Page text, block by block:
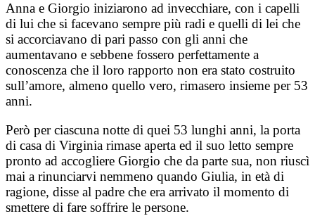
Anna e Giorgio iniziarono ad invecchiare, con i capelli
di lui che si facevano sempre più radi e quelli di lei che
si accorciavano di pari passo con gli anni che
aumentavano e sebbene fossero perfettamente a
conoscenza che il loro rapporto non era stato costruito
sull’amore, almeno quello vero, rimasero insieme per 53
anni.
Però per ciascuna notte di quei 53 lunghi anni, la porta
di casa di Virginia rimase aperta ed il suo letto sempre
pronto ad accogliere Giorgio che da parte sua, non riuscì
mai a rinunciarvi nemmeno quando Giulia, in età di
ragione, disse al padre che era arrivato il momento di
smettere di fare soffrire le persone.